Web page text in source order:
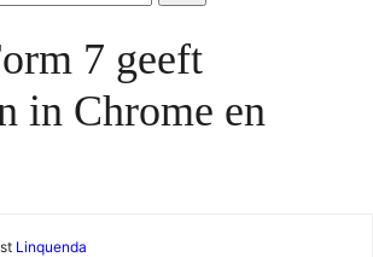
Forums
7 geeft
in Chrome en
Linquenda